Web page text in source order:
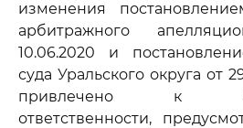
изменения
арбитражного
10.06.2020 и
суда Уральского округа от
привлечено к
ответственности,